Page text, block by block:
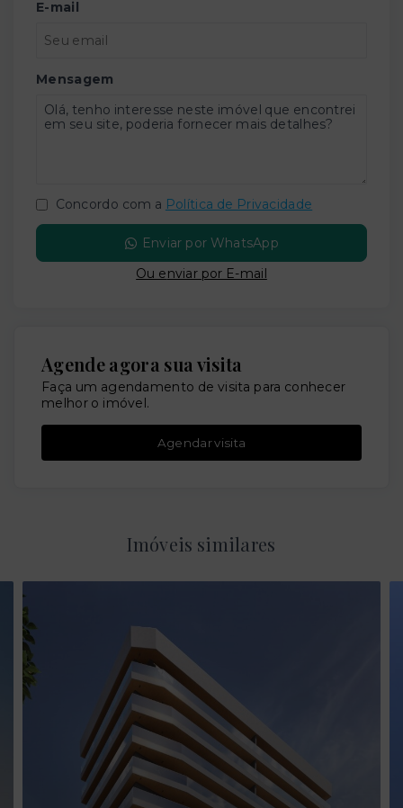
E-mail
Mensagem
Concordo com a Política de Privacidade
Enviar por WhatsApp
Ou enviar por E-mail
Agende agora sua visita
Faça um agendamento de visita para conhecer
melhor o imóvel.
Agendar visita
Imóveis similares